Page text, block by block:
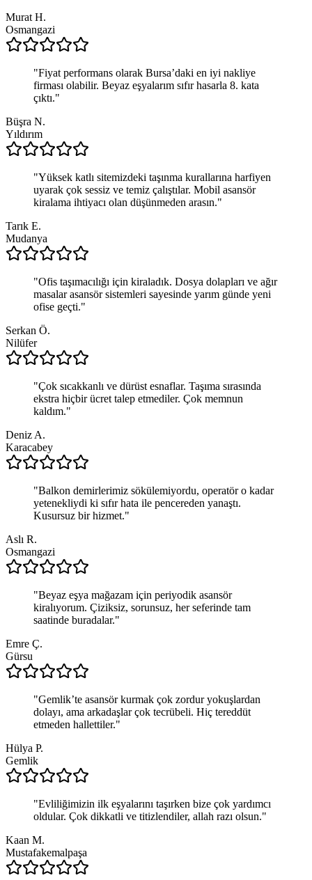
Murat H.
Osmangazi
"Fiyat performans olarak Bursa’daki en iyi nakliye
firması olabilir. Beyaz eşyalarım sıfır hasarla 8. kata
çıktı."
Büşra N.
Yıldırım
"Yüksek katlı sitemizdeki taşınma kurallarına harfiyen
uyarak çok sessiz ve temiz çalıştılar. Mobil asansör
kiralama ihtiyacı olan düşünmeden arasın."
Tarık E.
Mudanya
"Ofis taşımacılığı için kiraladık. Dosya dolapları ve ağır
masalar asansör sistemleri sayesinde yarım günde yeni
ofise geçti."
Serkan Ö.
Nilüfer
"Çok sıcakkanlı ve dürüst esnaflar. Taşıma sırasında
ekstra hiçbir ücret talep etmediler. Çok memnun
kaldım."
Deniz A.
Karacabey
"Balkon demirlerimiz sökülemiyordu, operatör o kadar
yetenekliydi ki sıfır hata ile pencereden yanaştı.
Kusursuz bir hizmet."
Aslı R.
Osmangazi
"Beyaz eşya mağazam için periyodik asansör
kiralıyorum. Çiziksiz, sorunsuz, her seferinde tam
saatinde buradalar."
Emre Ç.
Gürsu
"Gemlik’te asansör kurmak çok zordur yokuşlardan
dolayı, ama arkadaşlar çok tecrübeli. Hiç tereddüt
etmeden hallettiler."
Hülya P.
Gemlik
"Evliliğimizin ilk eşyalarını taşırken bize çok yardımcı
oldular. Çok dikkatli ve titizlendiler, allah razı olsun."
Kaan M.
Mustafakemalpaşa